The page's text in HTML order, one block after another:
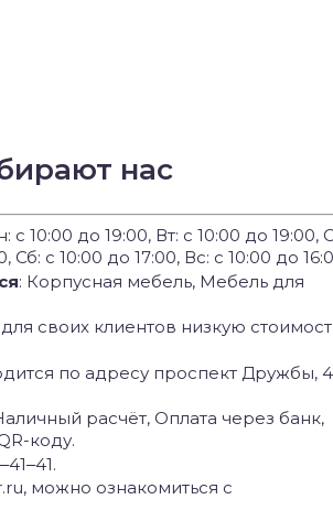
нас
с 10:00 до 19:00, Вт: с 10:00 до 19:00,
Сб: с 10:00 до 17:00, Вс: с 10:00 до
: Корпусная мебель, Мебель для
своих клиентов низкую
по адресу проспект Дружбы,
расчёт, Оплата через банк,
коду.
можно ознакомиться с